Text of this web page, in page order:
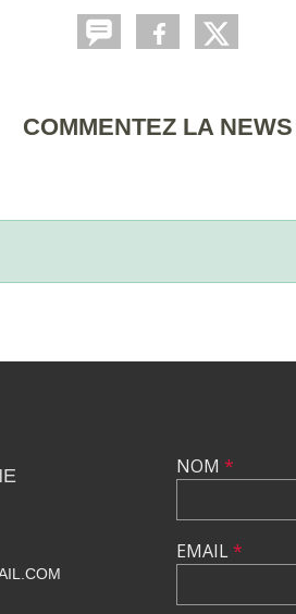
COMMENTEZ LA NEWS
NOM *
EMAIL*